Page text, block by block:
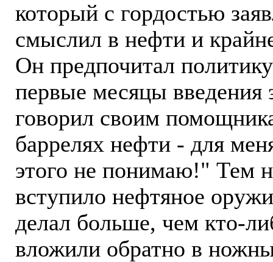
который с гордостью
смыслил в нефти и
Он предпочитал
первые месяцы введения
говорил своим
баррелях нефти - для
этого не понимаю!" Тем
вступило нефтяное
делал больше, чем кто-
вложили обратно в